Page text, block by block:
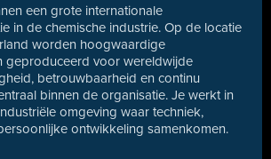
een grote internationale
in de chemische industrie. Op de locatie
worden hoogwaardige
geproduceerd voor wereldwijde
betrouwbaarheid en continu
binnen de organisatie. Je werkt in
omgeving waar techniek,
ontwikkeling samenkomen.